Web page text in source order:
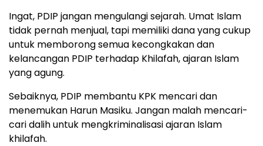
Ingat, PDIP jangan mengulangi sejarah. Umat Islam
tidak pernah menjual, tapi memiliki dana yang cukup
untuk memborong semua kecongkakan dan
kelancangan PDIP terhadap Khilafah, ajaran Islam
yang agung.
Sebaiknya, PDIP membantu KPK mencari dan
menemukan Harun Masiku. Jangan malah mencari-
cari dalih untuk mengkriminalisasi ajaran Islam
khilafah.